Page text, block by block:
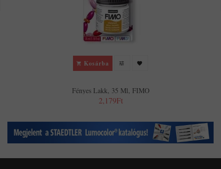
Kosárba
Fényes Lakk, 35 Ml, FIMO
2,179Ft